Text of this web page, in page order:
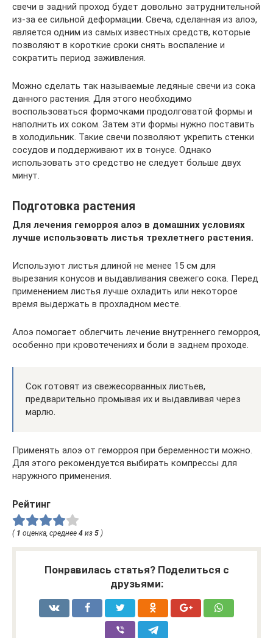
свечи в задний проход будет довольно затруднительной
из-за ее сильной деформации. Свеча, сделанная из алоэ,
является одним из самых известных средств, которые
позволяют в короткие сроки снять воспаление и
сократить период заживления.
Можно сделать так называемые ледяные свечи из сока
данного растения. Для этого необходимо
воспользоваться формочками продолговатой формы и
наполнить их соком. Затем эти формы нужно поставить
в холодильник. Такие свечи позволяют укрепить стенки
сосудов и поддерживают их в тонусе. Однако
использовать это средство не следует больше двух
минут.
Подготовка растения
Для лечения геморроя алоэ в домашних условиях
лучше использовать листья трехлетнего растения.
Используют листья длиной не менее 15 см для
вырезания конусов и выдавливания свежего сока. Перед
применением листья лучше охладить или некоторое
время выдержать в прохладном месте.
Алоэ помогает облегчить лечение внутреннего геморроя,
особенно при кровотечениях и боли в заднем проходе.
Сок готовят из свежесорванных листьев,
предварительно промывая их и выдавливая через
марлю.
Применять алоэ от геморроя при беременности можно.
Для этого рекомендуется выбирать компрессы для
наружного применения.
Рейтинг
( 1 оценка, среднее 4 из 5 )
Понравилась статья? Поделиться с
друзьями: